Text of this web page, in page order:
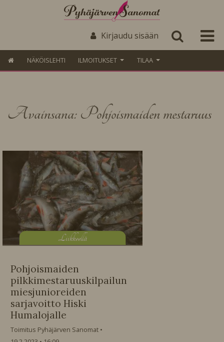
Kirjaudu sisään
NÄKÖISLEHTI ILMOITUKSET TILAA
Avainsana: Pohjoismaiden mestaruus
Liikkeellä
Pohjoismaiden
pilkkimestaruuskilpailun
miesjunioreiden
sarjavoitto Hiski
Humalojalle
Toimitus Pyhäjärven Sanomat